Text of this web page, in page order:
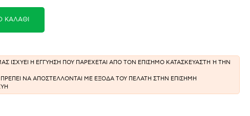
ΚΑΛΆΘΙ
ΙΣΧΥΕΙ Η ΕΓΓΥΗΣΗ ΠΟΥ ΠΑΡΕΧΕΤΑΙ ΑΠΟ ΤΟΝ ΕΠΙΣΗΜΟ ΚΑΤΑΣΚΕΥΑΣΤΗ Ή ΤΗΝ
ΠΡΕΠΕΙ ΝΑ ΑΠΟΣΤΕΛΛΟΝΤΑΙ ΜΕ ΕΞΟΔΑ ΤΟΥ ΠΕΛΑΤΗ ΣΤΗΝ ΕΠΙΣΗΜΗ